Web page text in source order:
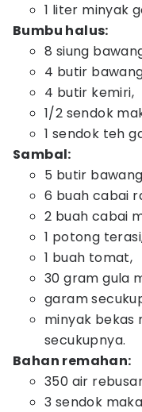
1 liter minyak
Bumbu halus:
8 siung
4 butir
4 butir kemiri,
1/2 sendok
1 sendok teh
Sambal:
5 butir
6 buah cabai
2 buah cabai
1 potong
1 buah tomat,
30 gram gula
garam
minyak bekas
secukupnya.
Bahan remahan:
350 air
3 sendok